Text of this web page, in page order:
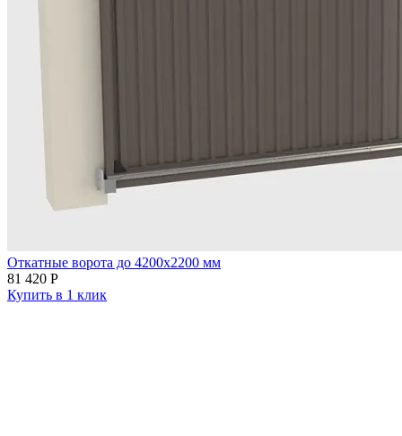
Откатные ворота до 4200х2200 мм
81 420 Р
Купить в 1 клик